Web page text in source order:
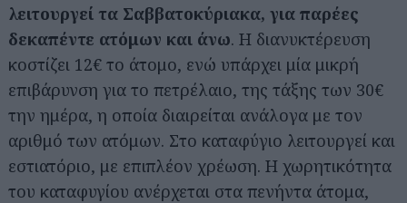
λειτουργεί τα Σαββατοκύριακα, για παρέες
δεκαπέντε ατόμων και άνω. Η διανυκτέρευση
κοστίζει 12€ το άτομο, ενώ υπάρχει μία μικρή
επιβάρυνση για το πετρέλαιο, της τάξης των 30€
την ημέρα, η οποία διαιρείται ανάλογα με τον
αριθμό των ατόμων. Στο καταφύγιο λειτουργεί και
εστιατόριο, με επιπλέον χρέωση. Η χωρητικότητα
του καταφυγίου ανέρχεται στα πενήντα άτομα,